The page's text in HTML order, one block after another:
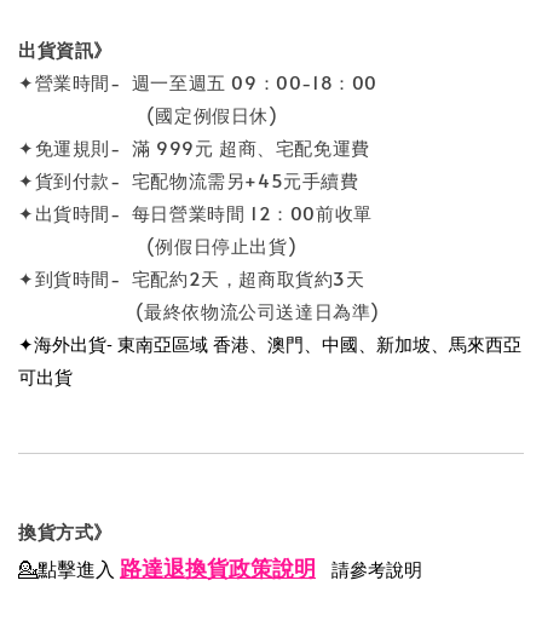
出貨資訊》
✦營業時間- 週一至週五 09：00-18：00
(國定例假日休)
✦免運規則- 滿 999元 超商、宅配免運費
✦貨到付款- 宅配物流需另+45元手續費
✦出貨時間- 每日營業時間 12：00前收單
(例假日停止出貨)
✦到貨時間- 宅配約2天，超商取貨約3天
(最終依物流公司送達日為準)
✦海外出貨- 東南亞區域 香港、澳門、中國、新加坡、馬來西亞
可出貨
換貨方式》
💁點擊進入 路達退換貨政策說明 請參考說明